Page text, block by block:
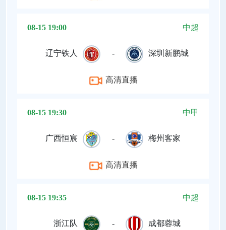
08-15 19:00 中超
辽宁铁人 - 深圳新鹏城
高清直播
08-15 19:30 中甲
广西恒宸 - 梅州客家
高清直播
08-15 19:35 中超
浙江队 - 成都蓉城